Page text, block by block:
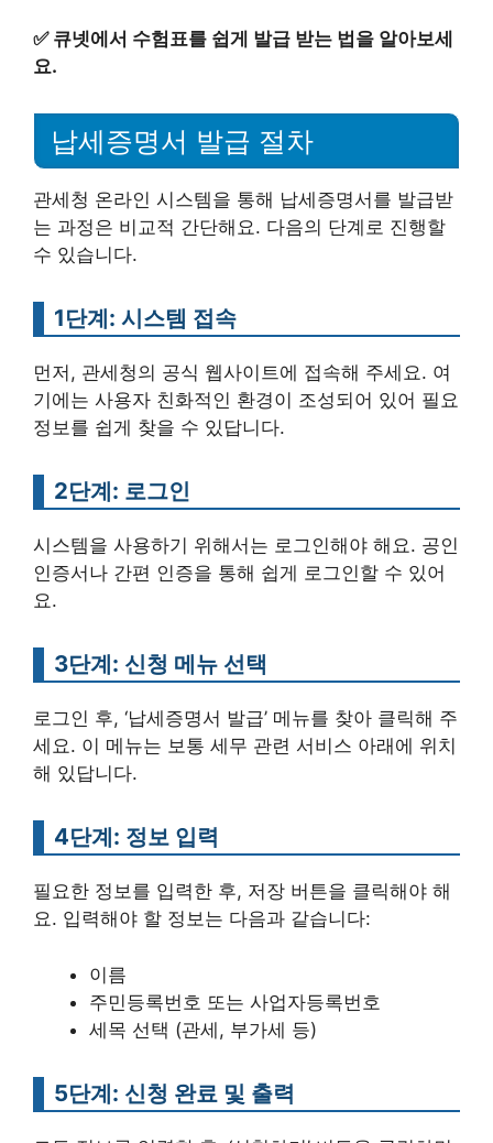
✅ 큐넷에서 수험표를 쉽게 발급 받는 법을 알아보세
요.
납세증명서 발급 절차
관세청 온라인 시스템을 통해 납세증명서를 발급받
는 과정은 비교적 간단해요. 다음의 단계로 진행할
수 있습니다.
1단계: 시스템 접속
먼저, 관세청의 공식 웹사이트에 접속해 주세요. 여
기에는 사용자 친화적인 환경이 조성되어 있어 필요
정보를 쉽게 찾을 수 있답니다.
2단계: 로그인
시스템을 사용하기 위해서는 로그인해야 해요. 공인
인증서나 간편 인증을 통해 쉽게 로그인할 수 있어
요.
3단계: 신청 메뉴 선택
로그인 후, ‘납세증명서 발급’ 메뉴를 찾아 클릭해 주
세요. 이 메뉴는 보통 세무 관련 서비스 아래에 위치
해 있답니다.
4단계: 정보 입력
필요한 정보를 입력한 후, 저장 버튼을 클릭해야 해
요. 입력해야 할 정보는 다음과 같습니다:
이름
주민등록번호 또는 사업자등록번호
세목 선택 (관세, 부가세 등)
5단계: 신청 완료 및 출력